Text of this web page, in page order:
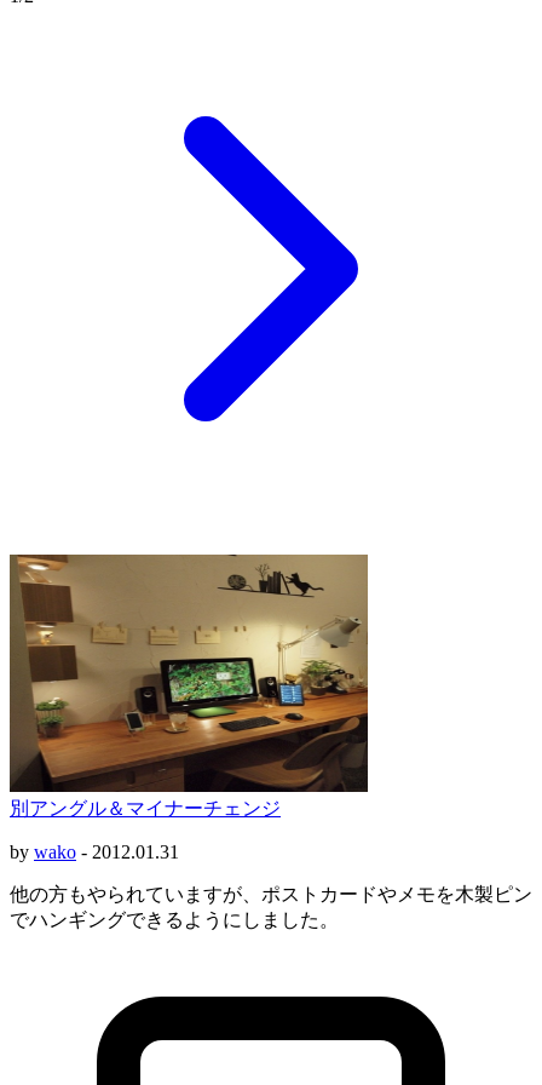
別アングル＆マイナーチェンジ
by wako - 2012.01.31
他の方もやられていますが、ポストカードやメモを木製ピン
でハンギングできるようにしました。